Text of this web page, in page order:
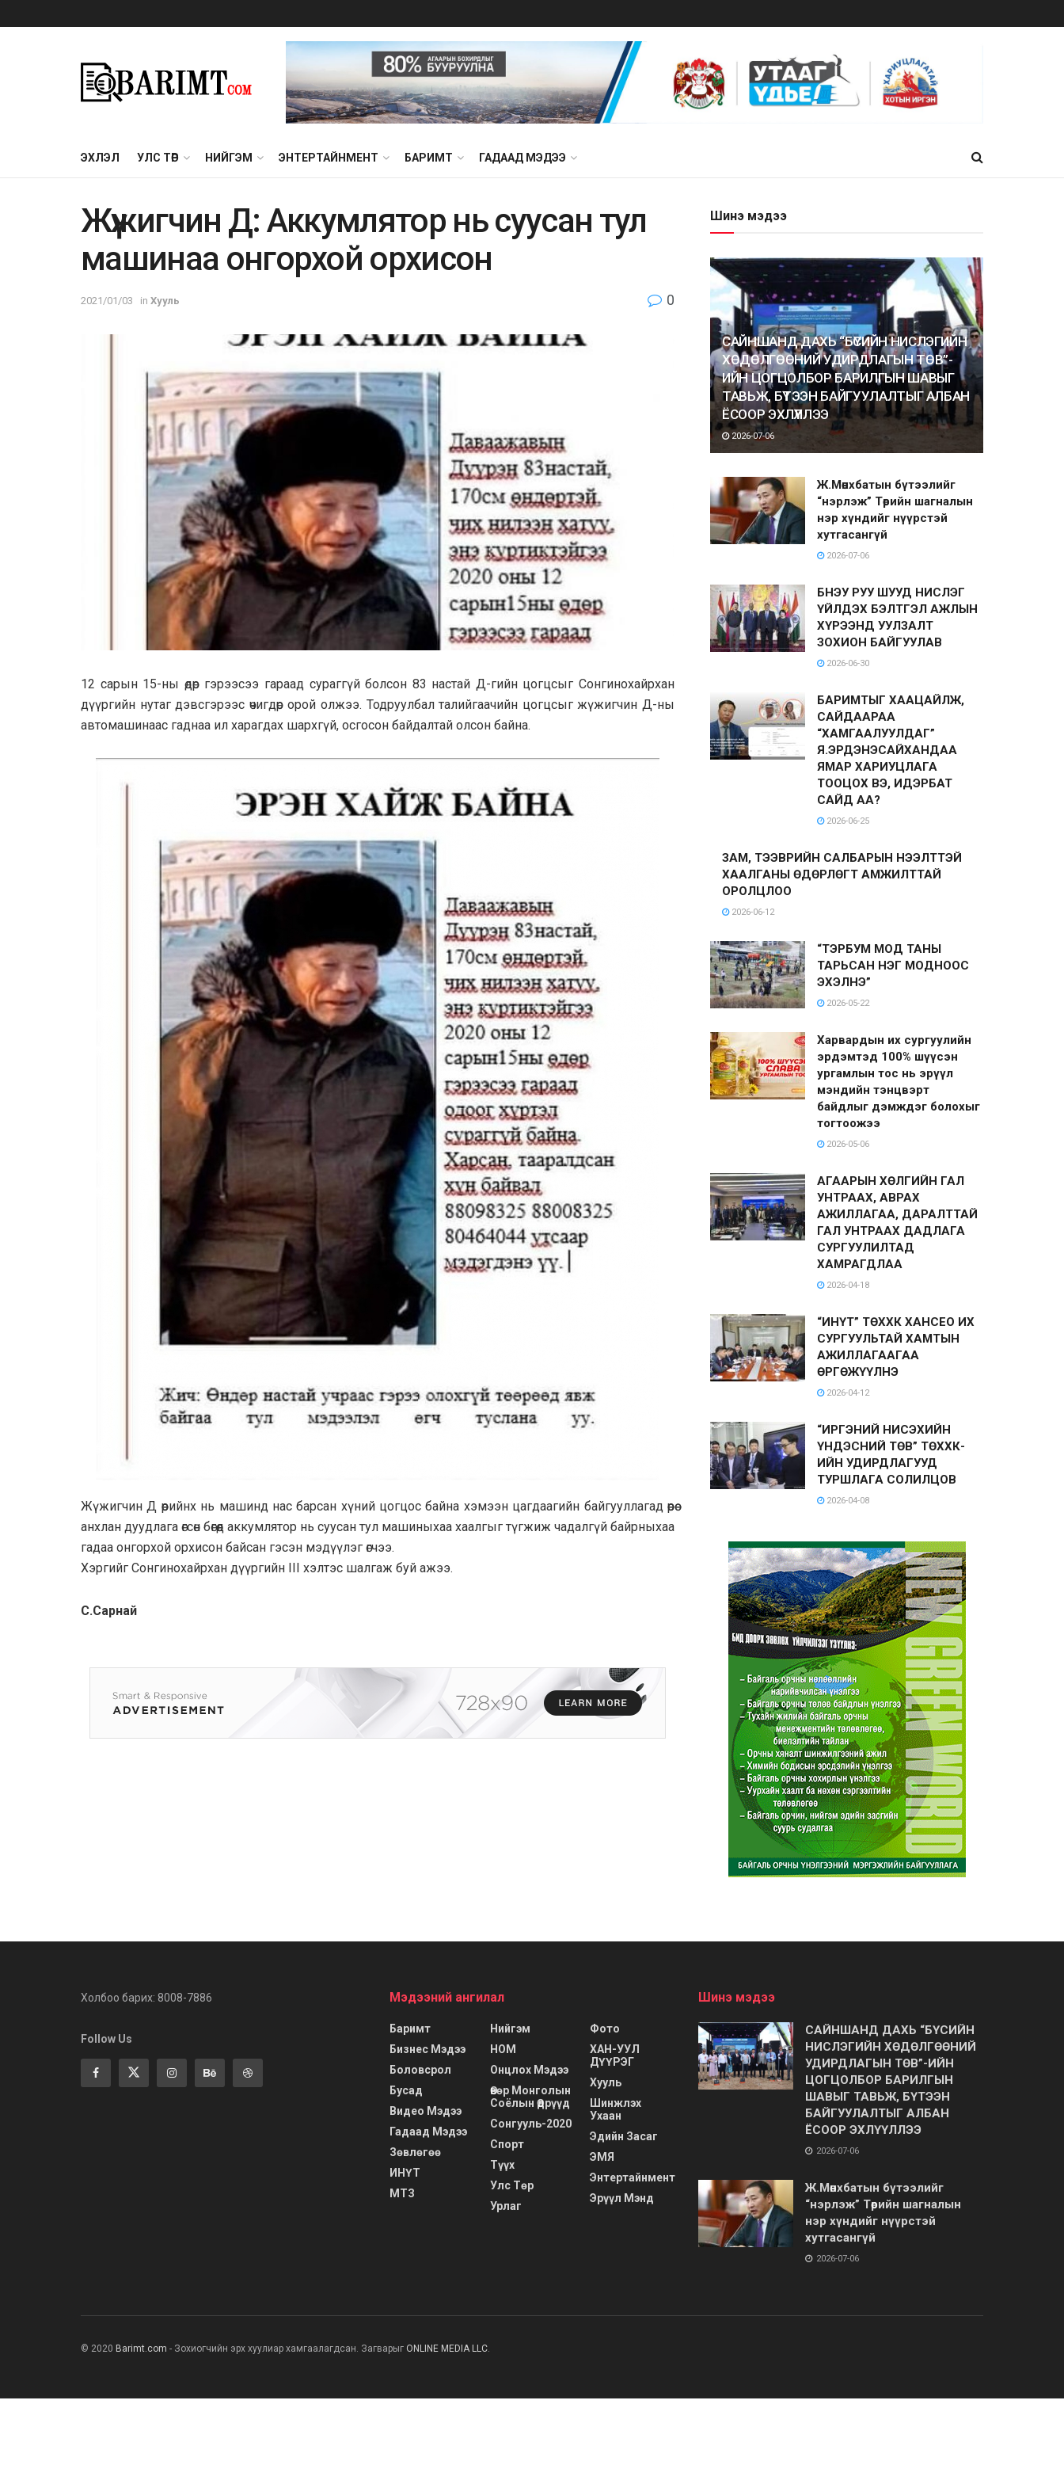
ЭХЛЭЛ УЛС ТӨР НИЙГЭМ ЭНТЕРТАЙНМЕНТ БАРИМТ ГАДААД МЭДЭЭ
Жүжигчин Д: Aккумлятор нь суусан тул
машинаа онгорхой орхисон
2021/01/03 in Хууль 0
12 сарын 15-ны өдөр гэрээсээ гараад сураггүй болсон 83 настай Д-гийн цогцсыг Сонгинохайрхан
дүүргийн нутаг дэвсгэрээс өчигдөр орой олжээ. Тодруулбал талийгаачийн цогцсыг жүжигчин Д-ны
автомашинаас гаднаа ил харагдах шархгүй, осгосон байдалтай олсон байна.
Жүжигчин Д өөрийнх нь машинд нас барсан хүний цогцос байна хэмээн цагдаагийн байгууллагад өөрөө
анхлан дуудлага өгсөн бөгөөд аккумлятор нь суусан тул машиныхаа хаалгыг түгжиж чадалгүй байрныхаа
гадаа онгорхой орхисон байсан гэсэн мэдүүлэг өгчээ.
Хэргийг Сонгинохайрхан дүүргийн III хэлтэс шалгаж буй ажээ.
С.Сарнай
Шинэ мэдээ
САЙНШАНД ДАХЬ “БҮСИЙН НИСЛЭГИЙН
ХӨДӨЛГӨӨНИЙ УДИРДЛАГЫН ТӨВ”-
ИЙН ЦОГЦОЛБОР БАРИЛГЫН ШАВЫГ
ТАВЬЖ, БҮТЭЭН БАЙГУУЛАЛТЫГ АЛБАН
ЁСООР ЭХЛҮҮЛЛЭЭ
2026-07-06
Ж.Мөнхбатын бүтээлийг
“нэрлэж” Төрийн шагналын
нэр хүндийг нүүрстэй
хутгасангүй
2026-07-06
БНЭУ РУУ ШУУД НИСЛЭГ
ҮЙЛДЭХ БЭЛТГЭЛ АЖЛЫН
ХҮРЭЭНД УУЛЗАЛТ
ЗОХИОН БАЙГУУЛАВ
2026-06-30
БАРИМТЫГ ХААЦАЙЛЖ,
САЙДААРАА
“ХАМГААЛУУЛДАГ”
Я.ЭРДЭНЭСАЙХАНДАА
ЯМАР ХАРИУЦЛАГА
ТООЦОХ ВЭ, ИДЭРБАТ
САЙД АА?
2026-06-25
ЗАМ, ТЭЭВРИЙН САЛБАРЫН НЭЭЛТТЭЙ
ХААЛГАНЫ ӨДӨРЛӨГТ АМЖИЛТТАЙ
ОРОЛЦЛОО
2026-06-12
“ТЭРБУМ МОД ТАНЫ
ТАРЬСАН НЭГ МОДНООС
ЭХЭЛНЭ”
2026-05-22
Харвардын их сургуулийн
эрдэмтэд 100% шүүсэн
ургамлын тос нь эрүүл
мэндийн тэнцвэрт
байдлыг дэмждэг болохыг
тогтоожээ
2026-05-06
АГААРЫН ХӨЛГИЙН ГАЛ
УНТРААХ, АВРАХ
АЖИЛЛАГАА, ДАРАЛТТАЙ
ГАЛ УНТРААХ ДАДЛАГА
СУРГУУЛИЛТАД
ХАМРАГДЛАА
2026-04-18
“ИНҮТ” ТӨХХК ХАНСЕО ИХ
СУРГУУЛЬТАЙ ХАМТЫН
АЖИЛЛАГААГАА
ӨРГӨЖҮҮЛНЭ
2026-04-12
“ИРГЭНИЙ НИСЭХИЙН
ҮНДЭСНИЙ ТӨВ” ТӨХХК-
ИЙН УДИРДЛАГУУД
ТУРШЛАГА СОЛИЛЦОВ
2026-04-08
Холбоо барих: 8008-7886
Follow Us
Мэдээний ангилал
Баримт
Бизнес Мэдээ
Боловсрол
Бусад
Видео Мэдээ
Гадаад Мэдээ
Зөвлөгөө
ИНҮТ
МТЗ
Нийгэм
НОМ
Онцлох Мэдээ
Өвөр Монголын
Соёлын Өдрүүд
Сонгууль-2020
Спорт
Түүх
Улс Төр
Урлаг
Фото
ХАН-УУЛ
ДҮҮРЭГ
Хууль
Шинжлэх
Ухаан
Эдийн Засаг
ЭМЯ
Энтертайнмент
Эрүүл Мэнд
Шинэ мэдээ
САЙНШАНД ДАХЬ “БҮСИЙН
НИСЛЭГИЙН ХӨДӨЛГӨӨНИЙ
УДИРДЛАГЫН ТӨВ”-ИЙН
ЦОГЦОЛБОР БАРИЛГЫН
ШАВЫГ ТАВЬЖ, БҮТЭЭН
БАЙГУУЛАЛТЫГ АЛБАН
ЁСООР ЭХЛҮҮЛЛЭЭ
2026-07-06
Ж.Мөнхбатын бүтээлийг
“нэрлэж” Төрийн шагналын
нэр хүндийг нүүрстэй
хутгасангүй
2026-07-06
© 2020 Barimt.com - Зохиогчийн эрх хуулиар хамгаалагдсан. Загварыг ONLINE MEDIA LLC